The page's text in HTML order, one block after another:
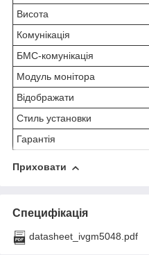
Висота
Комунікація
БМС-комунікація
Модуль монітора
Відображати
Стиль установки
Гарантія
Приховати
Специфікація
datasheet_ivgm5048.pdf